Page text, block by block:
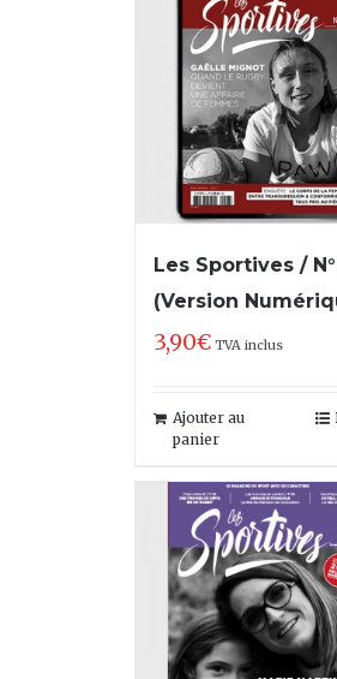
Les Sportives /
(Version
3,90€ TVA inclus
Ajouter au
panier